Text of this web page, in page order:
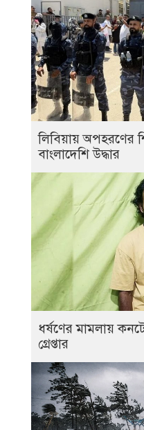
লিবিয়ায় অপহরণের
বাংলাদেশি উদ্ধার
ধর্ষণের মামলায়
গ্রেপ্তার